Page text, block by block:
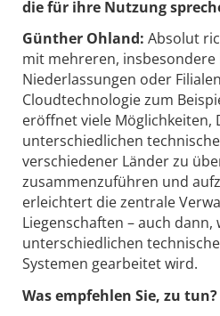
die für ihre Nutzung
Günther Ohland: Absolut
mit mehreren,
Niederlassungen oder
Cloudtechnologie zum
eröffnet viele Möglichkeiten,
unterschiedlichen
verschiedener Länder zu
zusammenzuführen und
erleichtert die zentrale
Liegenschaften – auch
unterschiedlichen
Systemen gearbeitet wird.
Was empfehlen Sie, zu tun?